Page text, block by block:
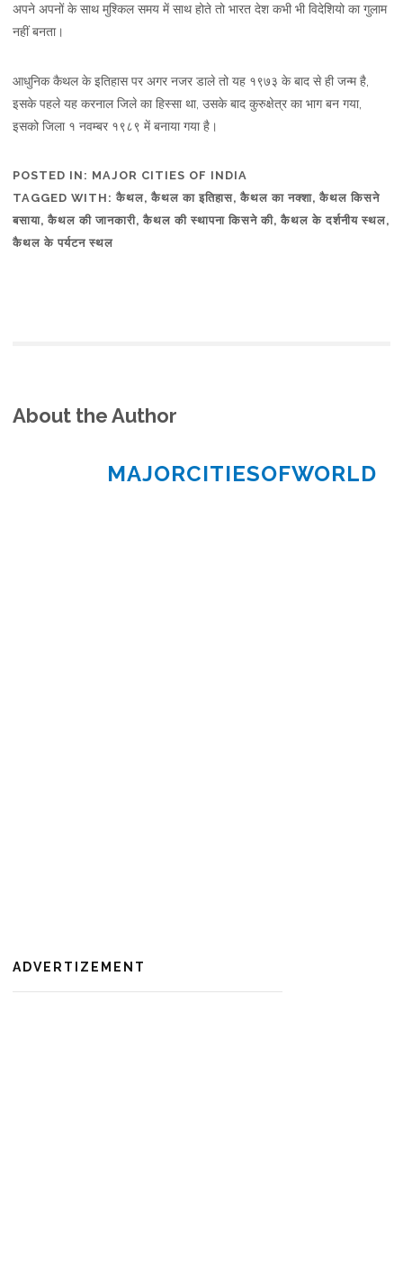
अपने अपनों के साथ मुश्किल समय में साथ होते तो भारत देश कभी भी विदेशियो का गुलाम
नहीं बनता।
आधुनिक कैथल के इतिहास पर अगर नजर डाले तो यह १९७३ के बाद से ही जन्म है,
इसके पहले यह करनाल जिले का हिस्सा था, उसके बाद कुरुक्षेत्र का भाग बन गया,
इसको जिला १ नवम्बर १९८९ में बनाया गया है।
POSTED IN: MAJOR CITIES OF INDIA
TAGGED WITH:कैथल,कैथल का इतिहास,कैथल का नक्शा,कैथल किसने
बसाया,कैथल की जानकारी,कैथल की स्थापना किसने की,कैथल के दर्शनीय स्थल,
कैथल के पर्यटन स्थल
About the Author
MAJORCITIESOFWORLD
ADVERTIZEMENT